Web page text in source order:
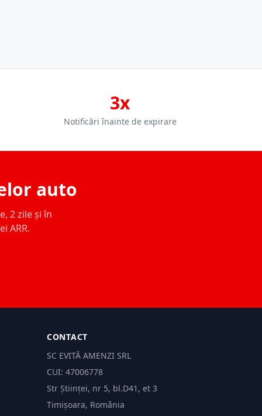
3x
Notificări înainte de expirare
auto
2 zile și în
ARR.
CONTACT
SC EVITĂ AMENZI SRL
CUI: 47006778
Str Științei, nr 5, bl.D41, et 3
Timișoara, România